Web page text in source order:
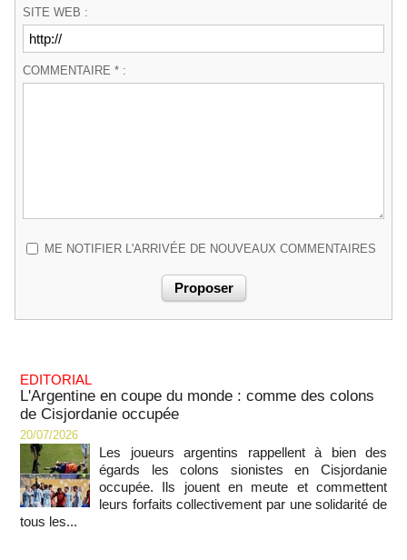
SITE WEB :
COMMENTAIRE * :
ME NOTIFIER L'ARRIVÉE DE NOUVEAUX COMMENTAIRES
EDITORIAL
L'Argentine en coupe du monde : comme des colons
de Cisjordanie occupée
20/07/2026
Les joueurs argentins rappellent à bien des
égards les colons sionistes en Cisjordanie
occupée. Ils jouent en meute et commettent
leurs forfaits collectivement par une solidarité de
tous les...